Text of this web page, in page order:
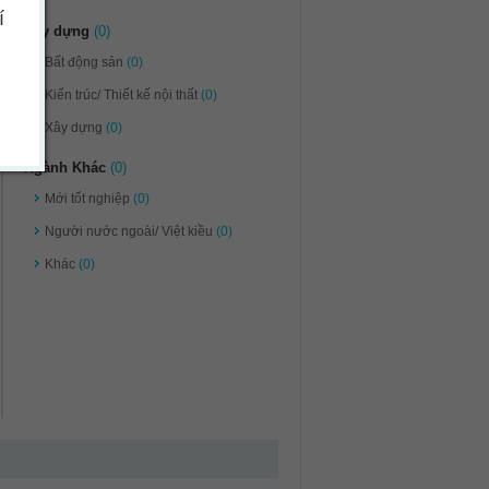
Xây dựng (0)
Bất động sản (0)
Kiến trúc/ Thiết kế nội thất (0)
Xây dựng (0)
Ngành Khác (0)
Mới tốt nghiệp (0)
Người nước ngoài/ Việt kiều (0)
Khác (0)